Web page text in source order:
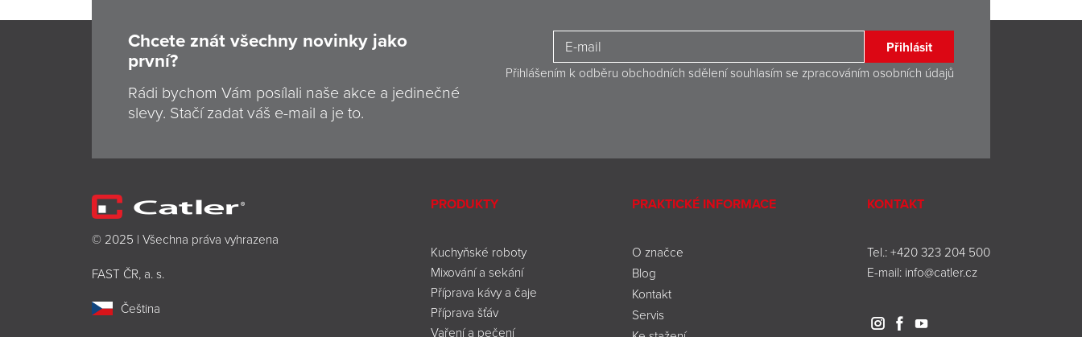
Chcete znát všechny novinky jako
první?
Rádi bychom Vám posílali naše akce a jedinečné
slevy. Stačí zadat váš e-mail a je to.
Přihlásit
Přihlášením k odběru obchodních sdělení souhlasím se zpracováním osobních údajů
© 2025 | Všechna práva vyhrazena
FAST ČR, a. s.
Čeština
PRODUKTY
Kuchyňské roboty
Mixování a sekání
Příprava kávy a čaje
Příprava šťáv
Vaření a pečení
PRAKTICKÉ INFORMACE
O značce
Blog
Kontakt
Servis
KONTAKT
Tel.:+420 323 204 500
E-mail: info@catler.cz